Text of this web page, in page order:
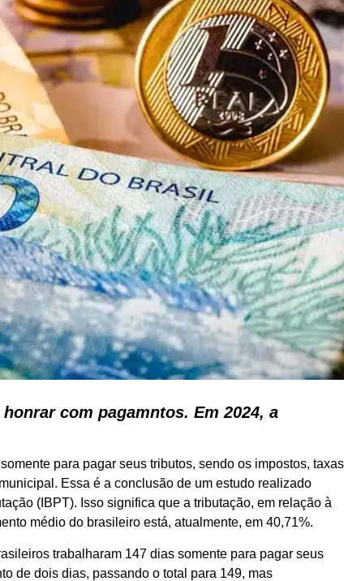
com pagamntos. Em 2024, a
para pagar seus tributos, sendo os impostos, taxas
Essa é a conclusão de um estudo realizado
(IBPT). Isso significa que a tributação, em relação à
médio do brasileiro está, atualmente, em 40,71%.
trabalharam 147 dias somente para pagar seus
de dois dias, passando o total para 149, mas